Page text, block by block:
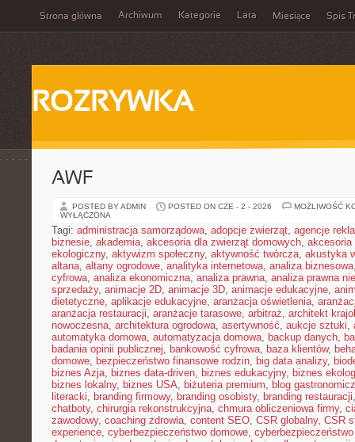
Strona główna Archiwum Kategorie Lata Miesiące Spis
ROZRYWKA
AWF
POSTED BY ADMIN POSTED ON CZE - 2 - 2026
MOŻLIWOŚĆ
WYŁĄCZONA
Tagi: administracja samorządowa, adopcje zwierząt, agencje
biznesie, akademia, akcesoria dla zwierząt domowych, akcesoria
ekologiczny, aktywizm społeczny, aktywność twórcza, akustyka
altana, altany ogrodowe, analityka internetowa, analiza biznesowa
cyfrowa, analiza ekonomiczna, analiza prawna, analiza prawna
sprzedaży, animacje 2D, animacje 3D, animacje edukacyjne,
dietetyczne, aplikacje edukacyjne, aranżacja oświetlenia,
aranżacja restauracji, aranżacje tarasowe, arbitraż, architekt
nowoczesna, architektura ogrodowa, asertywność, aukcje sztuki,
automatyka domowa, automatyzacja domowa, backup danych,
badania opinii publicznej, bankowość cyfrowa, baza klientów,
domowe, bezpieczeństwo finansowe rodzin, big data analizy,
biznes Azja, biznes data-driven, biznes edukacyjny, biznes
biznes lokalny, biznes USA, biżuteria premium, blog
literacki, branding firmowy, branding osobisty, branding restauracji
chatboty, chirurgia rekonstrukcyjna, chmura obliczeniowa firmy,
zawodowy, coaching zdrowia, content SEO, CSR globalny, CSR
experience, cyberbezpieczeństwo domowe,